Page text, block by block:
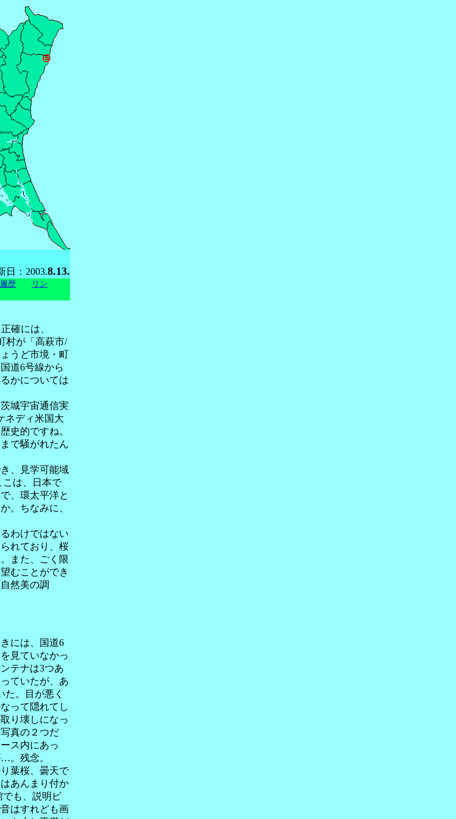
◎
日： 2003.8.13.
歴
リン
確には、
村が「高萩市/
うど市境・町
道6号線から
かについては
城宇宙通信実
ネディ米国大
史的ですね。
で騒がれたん
、見学可能域
こは、日本で
、環太平洋と
。ちなみに、
わけではない
れており、桜
また、ごく限
むことができ
然美の調
には、国道6
見ていなかっ
テナは3つあ
ていたが、あ
た。目が悪く
って隠れてし
り壊しになっ
真の２つだ
ス内にあっ
。残念。
葉桜、曇天で
あんまり付か
でも、説明ビ
はすれども画